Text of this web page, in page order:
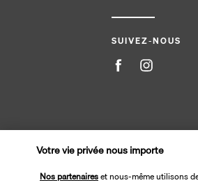
SUIVEZ-NOUS
Site édité par
Votre vie privée nous importe
Nos partenaireset nous-même utilisons